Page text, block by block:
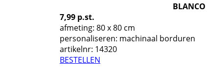
7,99 p.st.
afmeting: 80 x 80 cm
personaliseren: machinaal borduren
artikelnr: 14320
BESTELLEN